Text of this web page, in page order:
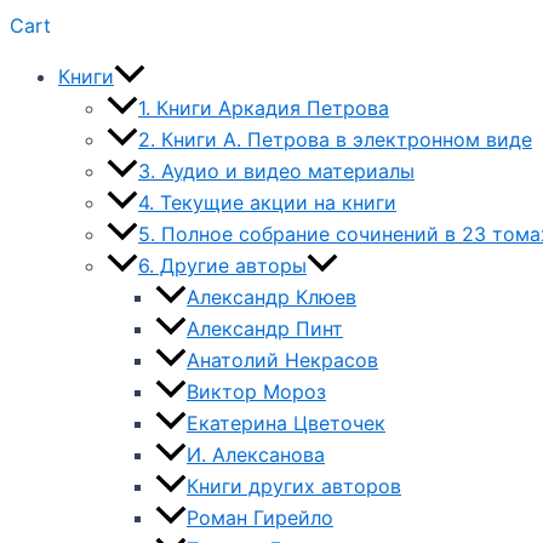
Cart
Книги
1. Книги Аркадия Петрова
2. Книги А. Петрова в электронном виде
3. Аудио и видео материалы
4. Текущие акции на книги
5. Полное собрание сочинений в 23
6. Другие авторы
Александр Клюев
Александр Пинт
Анатолий Некрасов
Виктор Мороз
Екатерина Цветочек
И. Алексанова
Книги других авторов
Роман Гирейло